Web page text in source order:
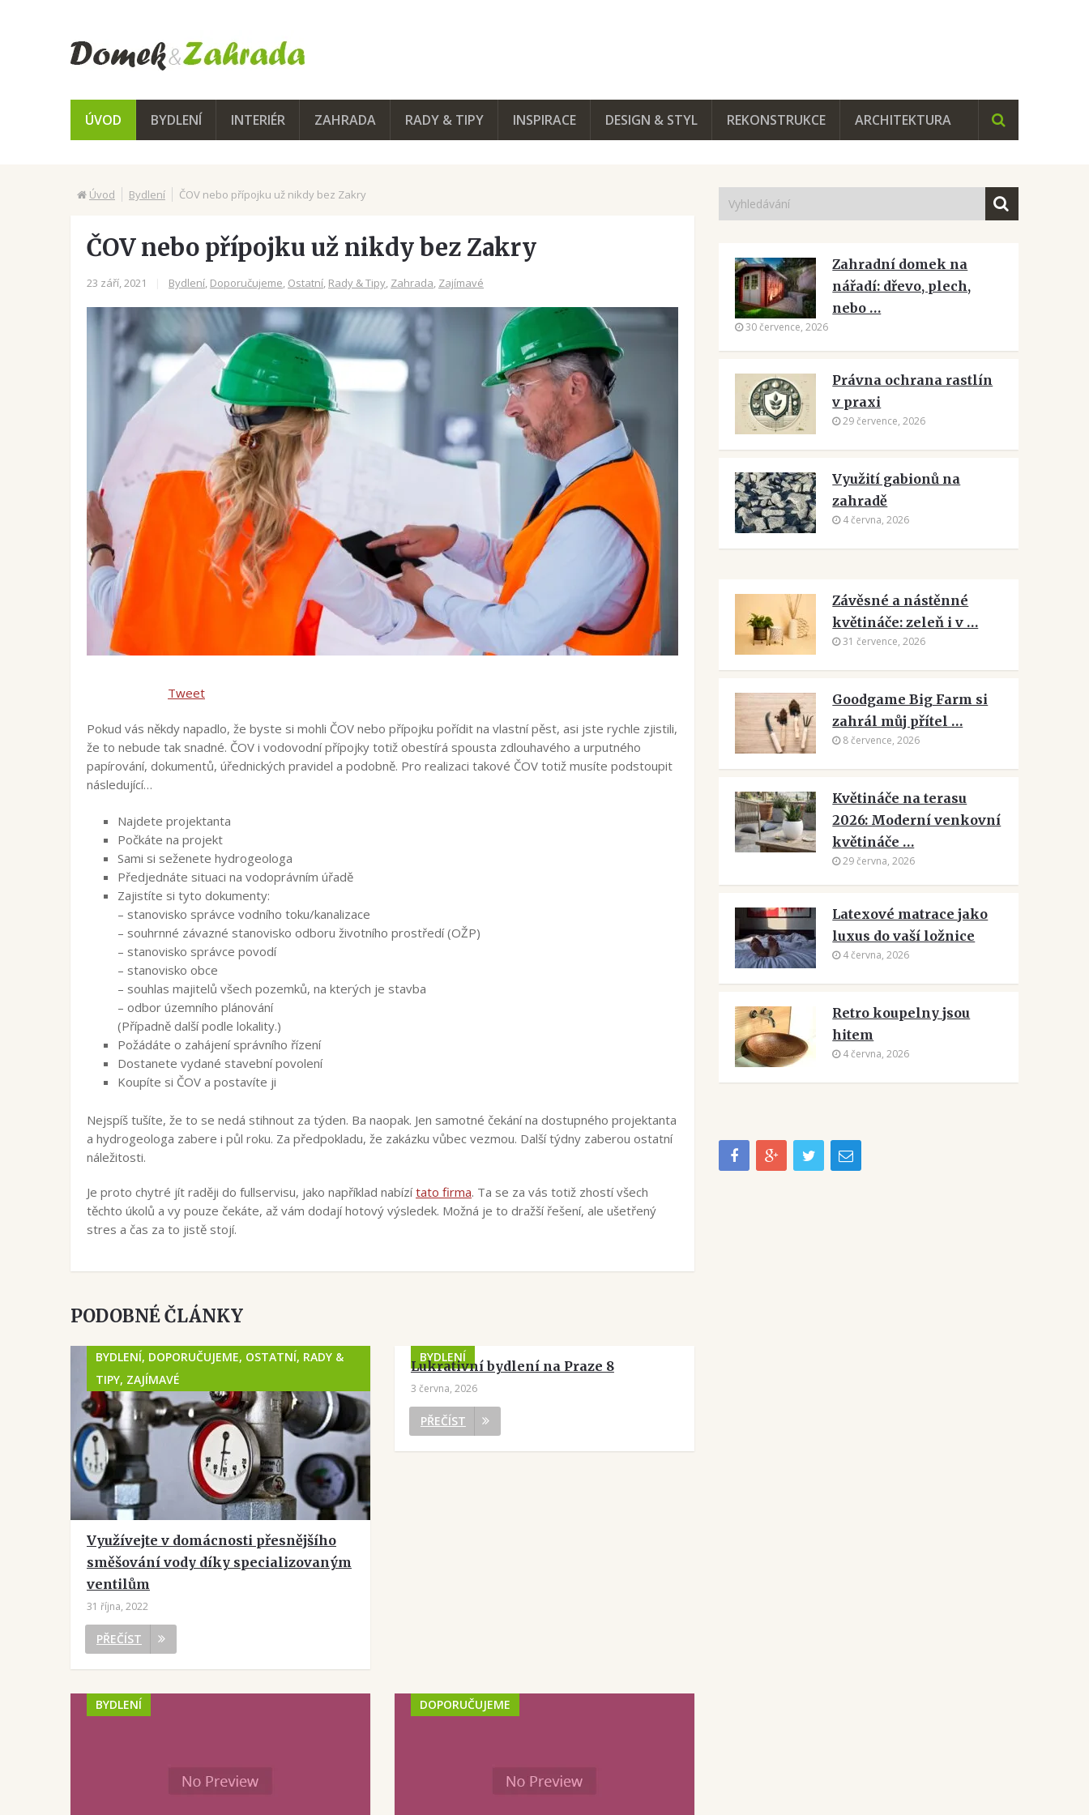
ÚVOD BYDLENÍ INTERIÉR ZAHRADA RADY & TIPY INSPIRACE DESIGN & STYL REKONSTRUKCE ARCHITEKTURA
Úvod Bydlení ČOV nebo přípojku už nikdy bez Zakry
ČOV nebo přípojku už nikdy bez Zakry
23 září, 2021 Bydlení, Doporučujeme, Ostatní, Rady & Tipy, Zahrada, Zajímavé
Tweet
Pokud vás někdy napadlo, že byste si mohli ČOV nebo přípojku pořídit na vlastní pěst, asi jste rychle zjistili,
že to nebude tak snadné. ČOV i vodovodní přípojky totiž obestírá spousta zdlouhavého a urputného
papírování, dokumentů, úřednických pravidel a podobně. Pro realizaci takové ČOV totiž musíte podstoupit
následující…
Najdete projektanta
Počkáte na projekt
Sami si seženete hydrogeologa
Předjednáte situaci na vodoprávním úřadě
Zajistíte si tyto dokumenty:
– stanovisko správce vodního toku/kanalizace
– souhrnné závazné stanovisko odboru životního prostředí (OŽP)
– stanovisko správce povodí
– stanovisko obce
– souhlas majitelů všech pozemků, na kterých je stavba
– odbor územního plánování
(Případně další podle lokality.)
Požádáte o zahájení správního řízení
Dostanete vydané stavební povolení
Koupíte si ČOV a postavíte ji
Nejspíš tušíte, že to se nedá stihnout za týden. Ba naopak. Jen samotné čekání na dostupného projektanta
a hydrogeologa zabere i půl roku. Za předpokladu, že zakázku vůbec vezmou. Další týdny zaberou ostatní
náležitosti.
Je proto chytré jít raději do fullservisu, jako například nabízítato firma. Ta se za vás totiž zhostí všech
těchto úkolů a vy pouze čekáte, až vám dodají hotový výsledek. Možná je to dražší řešení, ale ušetřený
stres a čas za to jistě stojí.
PODOBNÉ ČLÁNKY
BYDLENÍ, DOPORUČUJEME, OSTATNÍ, RADY &
TIPY, ZAJÍMAVÉ
Využívejte v domácnosti přesnějšího
směšování vody díky specializovaným
ventilům
31 října, 2022
PŘEČÍST
BYDLENÍ
Lukrativní bydlení na Praze 8
3 června, 2026
PŘEČÍST
BYDLENÍ DOPORUČUJEME
Zahradní domek na
nářadí: dřevo, plech,
nebo …
30 července, 2026
Právna ochrana rastlín
v praxi
29 července, 2026
Využití gabionů na
zahradě
4 června, 2026
Závěsné a nástěnné
květináče: zeleň i v …
31 července, 2026
Goodgame Big Farm si
zahrál můj přítel …
8 července, 2026
Květináče na terasu
2026: Moderní venkovní
květináče …
29 června, 2026
Latexové matrace jako
luxus do vaší ložnice
4 června, 2026
Retro koupelny jsou
hitem
4 června, 2026